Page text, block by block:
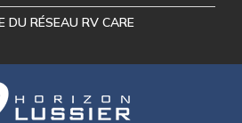
DU RÉSEAU RV CARE